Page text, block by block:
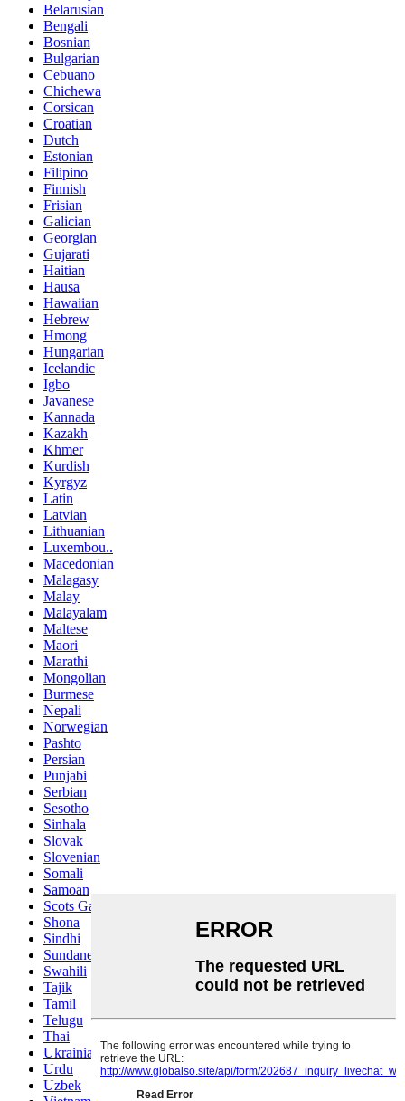
Belarusian
Bengali
Bosnian
Bulgarian
Cebuano
Chichewa
Corsican
Croatian
Dutch
Estonian
Filipino
Finnish
Frisian
Galician
Georgian
Gujarati
Haitian
Hausa
Hawaiian
Hebrew
Hmong
Hungarian
Icelandic
Igbo
Javanese
Kannada
Kazakh
Khmer
Kurdish
Kyrgyz
Latin
Latvian
Lithuanian
Luxembou..
Macedonian
Malagasy
Malay
Malayalam
Maltese
Maori
Marathi
Mongolian
Burmese
Nepali
Norwegian
Pashto
Persian
Punjabi
Serbian
Sesotho
Sinhala
Slovak
Slovenian
Somali
Samoan
Scots Gaelic
Shona
Sindhi
Sundanese
Swahili
Tajik
Tamil
Telugu
Thai
Ukrainian
Urdu
Uzbek